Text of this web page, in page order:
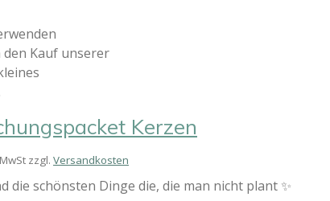
Kauf unserer
Kerzen
zzgl. Versandkosten
die schönsten Dinge die, die man nicht plant ✨